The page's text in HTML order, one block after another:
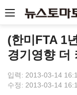
(한미FTA 1
경기영향 더
입력: 2013-03-14
수정: 2013-03-14